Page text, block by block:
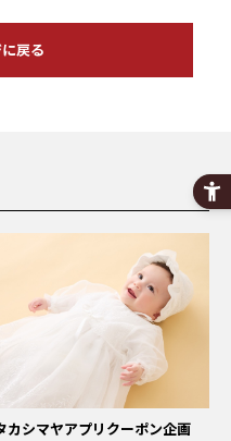
戻る
カシマヤアプリクーポン企画